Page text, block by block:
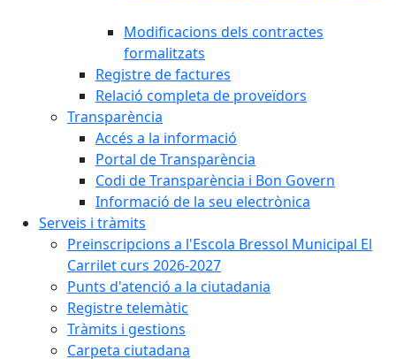
Modificacions dels contractes
formalitzats
Registre de factures
Relació completa de proveïdors
Transparència
Accés a la informació
Portal de Transparència
Codi de Transparència i Bon Govern
Informació de la seu electrònica
Serveis i tràmits
Preinscripcions a l'Escola Bressol Municipal El
Carrilet curs 2026-2027
Punts d'atenció a la ciutadania
Registre telemàtic
Tràmits i gestions
Carpeta ciutadana